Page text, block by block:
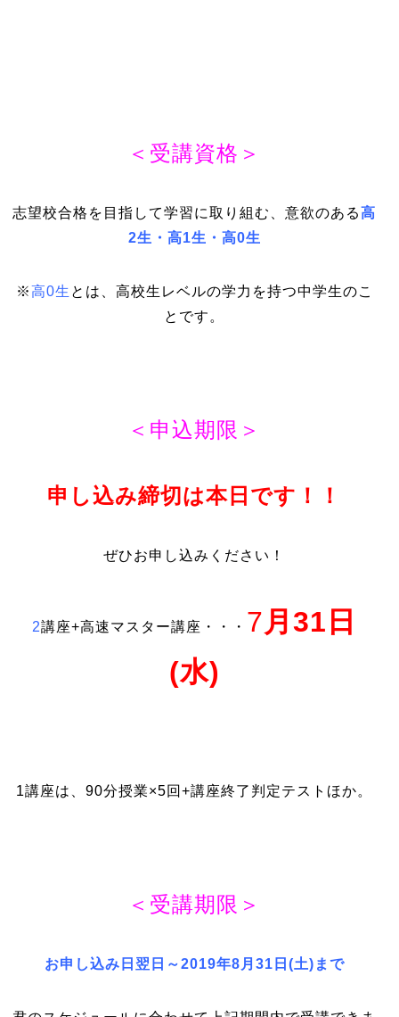
＜受講資格＞
志望校合格を目指して学習に取り組む、意欲のある高
2生・高1生・高0生
※高0生 とは、高校生レベルの学力を持つ中学生のこ
とです。
＜申込期限＞
申し込み締切は本日です！！
ぜひお申し込みください！
2講座+高速マスター講座・・・ 7月31日
(水)
1講座は、90分授業×5回+講座終了判定テストほか。
＜受講期限＞
お申し込み日翌日～2019年8月31日(土)まで